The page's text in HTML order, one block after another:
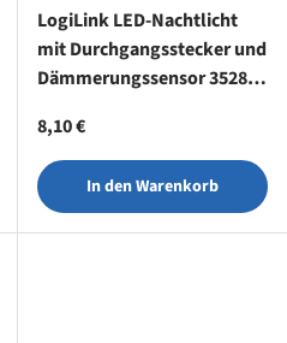
LogiLink LED-Nachtlicht
mit Durchgangsstecker und
Dämmerungssensor 3528
Normaler Preis
8,10 €
In den Warenkorb